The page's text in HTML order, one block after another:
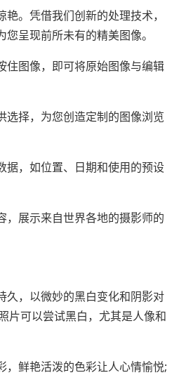
。凭借我们创新的处理技术，
呈现前所未有的精美图像。
住图像，即可将原始图像与编辑
选择，为您创造定制的图像浏览
据，如位置、日期和使用的预设
，展示来自世界各地的摄影师的
久，以微妙的黑白变化和阴影对
片可以尝试黑白，尤其是人像和
，鲜艳活泼的色彩让人心情愉悦;